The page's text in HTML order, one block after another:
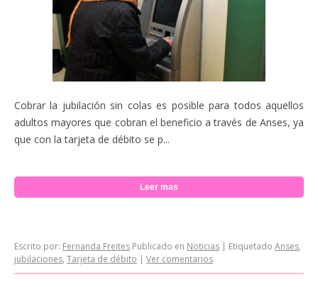
Cobrar la jubilación sin colas es posible para todos aquellos
adultos mayores que cobran el beneficio a través de Anses, ya
que con la tarjeta de débito se p...
Leer mas
Escrito por: Fernanda Freites Publicado en Noticias | Etiquetado Anses,
jubilaciones, Tarjeta de débito | Ver comentarios